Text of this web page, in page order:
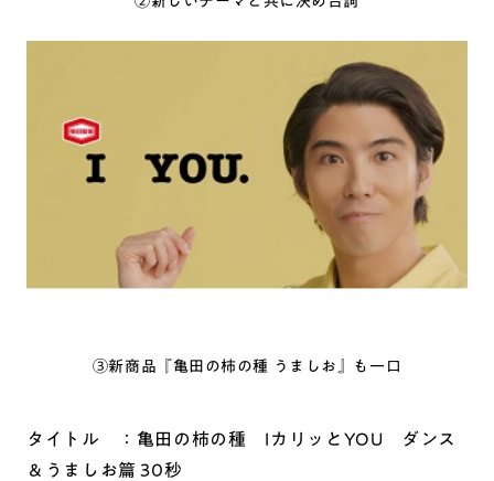
③新商品『亀田の柿の種 うましお』も一口
タイトル ：亀田の柿の種 IカリッとYOU ダンス
＆うましお篇 30秒